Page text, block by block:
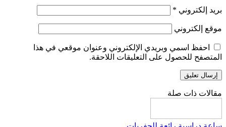
بريد إلكتروني *
موقع إلكتروني
احفظ اسمي وبريدي الإلكتروني وعنوان موقعي في هذا
المتصفح للحصول على التعليقات اللاحقة.
مقالات ذات صلة